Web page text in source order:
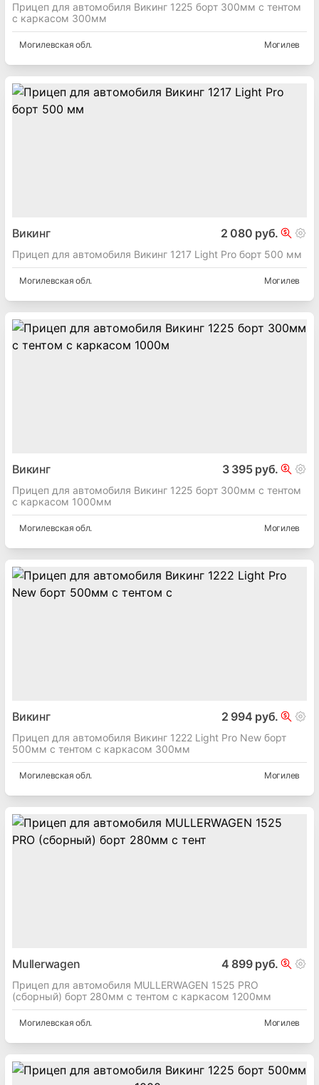
Прицеп для автомобиля Викинг 1225 борт 300мм с тентом
с каркасом 300мм
Могилевская обл. Могилев
Викинг 2 080 руб.
Прицеп для автомобиля Викинг 1217 Light Pro борт 500 мм
Могилевская обл. Могилев
Викинг 3 395 руб.
Прицеп для автомобиля Викинг 1225 борт 300мм с тентом
с каркасом 1000мм
Могилевская обл. Могилев
Викинг 2 994 руб.
Прицеп для автомобиля Викинг 1222 Light Pro New борт
500мм с тентом с каркасом 300мм
Могилевская обл. Могилев
Mullerwagen 4 899 руб.
Прицеп для автомобиля MULLERWAGEN 1525 PRO
(сборный) борт 280мм с тентом с каркасом 1200мм
Могилевская обл. Могилев